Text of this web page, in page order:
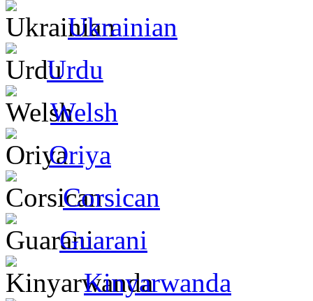
Ukrainian
Urdu
Welsh
Oriya
Corsican
Guarani
Kinyarwanda